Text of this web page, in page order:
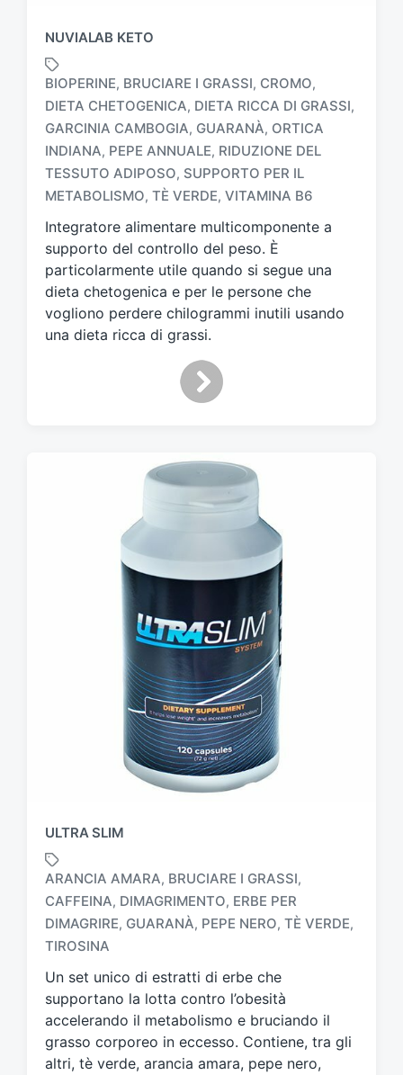
NUVIALAB KETO
a
g
g
t
o
c
o
n
BIOPERINE, BRUCIARE I GRASSI, CROMO,
DIETA CHETOGENICA, DIETA RICCA DI GRASSI,
GARCINIA CAMBOGIA, GUARANÀ, ORTICA
INDIANA, PEPE ANNUALE, RIDUZIONE DEL
TESSUTO ADIPOSO, SUPPORTO PER IL
METABOLISMO, TÈ VERDE, VITAMINA B6
Integratore alimentare multicomponente a
supporto del controllo del peso. È
particolarmente utile quando si segue una
dieta chetogenica e per le persone che
vogliono perdere chilogrammi inutili usando
una dieta ricca di grassi.
ULTRA SLIM
a
g
g
t
o
c
o
ARANCIA AMARA, BRUCIARE I GRASSI,
CAFFEINA, DIMAGRIMENTO, ERBE PER
DIMAGRIRE, GUARANÀ, PEPE NERO, TÈ VERDE,
TIROSINA
Un set unico di estratti di erbe che
supportano la lotta contro l’obesità
accelerando il metabolismo e bruciando il
grasso corporeo in eccesso. Contiene, tra gli
altri, tè verde, arancia amara, pepe nero,